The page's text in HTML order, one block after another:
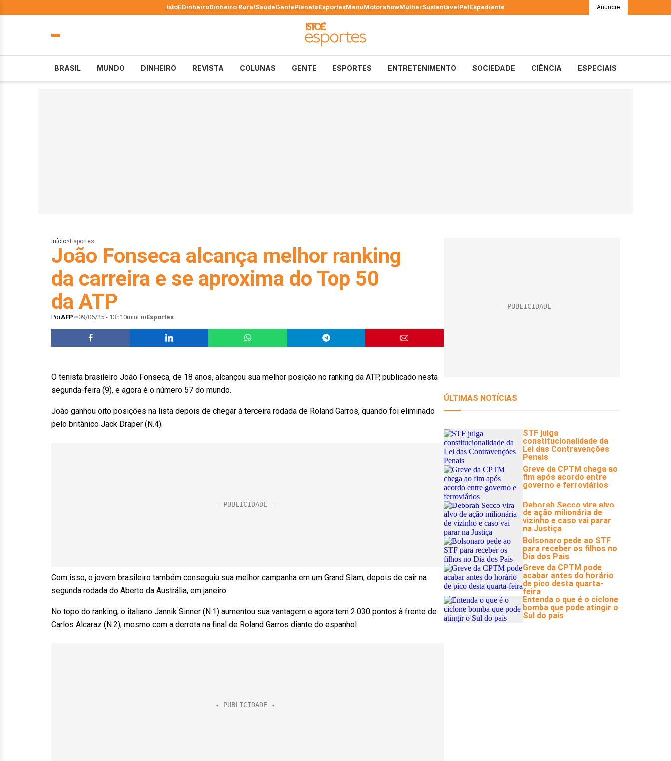
IstoÉDinheiroDinheiro RuralSaúdeGentePlanetaEsportesMenuMotorshowMulherSustentávelPetExpediente Anuncie
BRASIL MUNDO DINHEIRO REVISTA COLUNAS GENTE ESPORTES ENTRETENIMENTO SOCIEDADE CIÊNCIA ESPECIAIS
Início> Esportes
João Fonseca alcança melhor ranking
da carreira e se aproxima do Top 50
da ATP
PorAFP 09/06/25 - 13h10minEmEsportes
O tenista brasileiro João Fonseca, de 18 anos, alcançou sua melhor posição no ranking da ATP, publicado nesta
segunda-feira (9), e agora é o número 57 do mundo.
João ganhou oito posições na lista depois de chegar à terceira rodada de Roland Garros, quando foi eliminado
pelo britânico Jack Draper (N.4).
Com isso, o jovem brasileiro também conseguiu sua melhor campanha em um Grand Slam, depois de cair na
segunda rodada do Aberto da Austrália, em janeiro.
No topo do ranking, o italiano Jannik Sinner (N.1) aumentou sua vantagem e agora tem 2.030 pontos à frente de
Carlos Alcaraz (N.2), mesmo com a derrota na final de Roland Garros diante do espanhol.